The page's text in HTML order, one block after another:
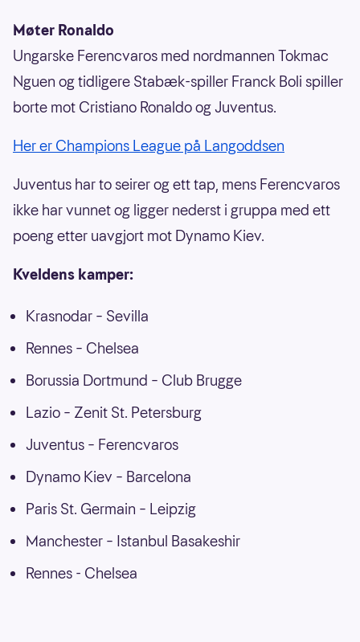
Møter Ronaldo
Ungarske Ferencvaros med nordmannen Tokmac
Nguen og tidligere Stabæk-spiller Franck Boli spiller
borte mot Cristiano Ronaldo og Juventus.
Her er Champions League på Langoddsen
Juventus har to seirer og ett tap, mens Ferencvaros
ikke har vunnet og ligger nederst i gruppa med ett
poeng etter uavgjort mot Dynamo Kiev.
Kveldens kamper:
Krasnodar – Sevilla
Rennes – Chelsea
Borussia Dortmund – Club Brugge
Lazio – Zenit St. Petersburg
Juventus – Ferencvaros
Dynamo Kiev – Barcelona
Paris St. Germain – Leipzig
Manchester – Istanbul Basakeshir
Rennes - Chelsea